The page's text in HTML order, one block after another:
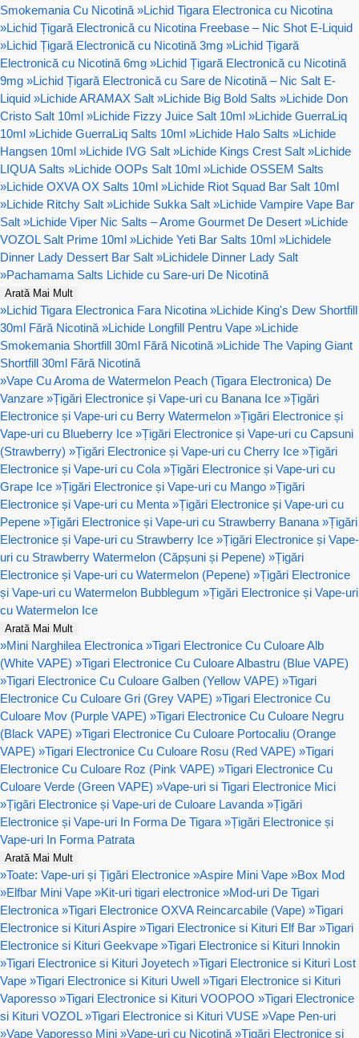
Smokemania Cu Nicotină »Lichid Tigara Electronica cu Nicotina
»Lichid Țigară Electronică cu Nicotina Freebase – Nic Shot E-Liquid
»Lichid Țigară Electronică cu Nicotină 3mg »Lichid Țigară
Electronică cu Nicotină 6mg »Lichid Țigară Electronică cu Nicotină
9mg »Lichid Țigară Electronică cu Sare de Nicotină – Nic Salt E-
Liquid »Lichide ARAMAX Salt »Lichide Big Bold Salts »Lichide Don
Cristo Salt 10ml »Lichide Fizzy Juice Salt 10ml »Lichide GuerraLiq
10ml »Lichide GuerraLiq Salts 10ml »Lichide Halo Salts »Lichide
Hangsen 10ml »Lichide IVG Salt »Lichide Kings Crest Salt »Lichide
LIQUA Salts »Lichide OOPs Salt 10ml »Lichide OSSEM Salts
»Lichide OXVA OX Salts 10ml »Lichide Riot Squad Bar Salt 10ml
»Lichide Ritchy Salt »Lichide Sukka Salt »Lichide Vampire Vape Bar
Salt »Lichide Viper Nic Salts – Arome Gourmet De Desert »Lichide
VOZOL Salt Prime 10ml »Lichide Yeti Bar Salts 10ml »Lichidele
Dinner Lady Dessert Bar Salt »Lichidele Dinner Lady Salt
»Pachamama Salts Lichide cu Sare-uri De Nicotină
Arată Mai Mult
»Lichid Tigara Electronica Fara Nicotina »Lichide King's Dew Shortfill
30ml Fără Nicotină »Lichide Longfill Pentru Vape »Lichide
Smokemania Shortfill 30ml Fără Nicotină »Lichide The Vaping Giant
Shortfill 30ml Fără Nicotină
»Vape Cu Aroma de Watermelon Peach (Tigara Electronica) De
Vanzare »Țigări Electronice și Vape-uri cu Banana Ice »Țigări
Electronice și Vape-uri cu Berry Watermelon »Țigări Electronice și
Vape-uri cu Blueberry Ice »Țigări Electronice și Vape-uri cu Capsuni
(Strawberry) »Țigări Electronice și Vape-uri cu Cherry Ice »Țigări
Electronice și Vape-uri cu Cola »Țigări Electronice și Vape-uri cu
Grape Ice »Țigări Electronice și Vape-uri cu Mango »Țigări
Electronice și Vape-uri cu Menta »Țigări Electronice și Vape-uri cu
Pepene »Țigări Electronice și Vape-uri cu Strawberry Banana »Țigări
Electronice și Vape-uri cu Strawberry Ice »Țigări Electronice și Vape-
uri cu Strawberry Watermelon (Căpșuni și Pepene) »Țigări
Electronice și Vape-uri cu Watermelon (Pepene) »Țigări Electronice
și Vape-uri cu Watermelon Bubblegum »Țigări Electronice și Vape-uri
cu Watermelon Ice
Arată Mai Mult
»Mini Narghilea Electronica »Tigari Electronice Cu Culoare Alb
(White VAPE) »Tigari Electronice Cu Culoare Albastru (Blue VAPE)
»Tigari Electronice Cu Culoare Galben (Yellow VAPE) »Tigari
Electronice Cu Culoare Gri (Grey VAPE) »Tigari Electronice Cu
Culoare Mov (Purple VAPE) »Tigari Electronice Cu Culoare Negru
(Black VAPE) »Tigari Electronice Cu Culoare Portocaliu (Orange
VAPE) »Tigari Electronice Cu Culoare Rosu (Red VAPE) »Tigari
Electronice Cu Culoare Roz (Pink VAPE) »Tigari Electronice Cu
Culoare Verde (Green VAPE) »Vape-uri si Tigari Electronice Mici
»Țigări Electronice și Vape-uri de Culoare Lavanda »Țigări
Electronice și Vape-uri In Forma De Tigara »Țigări Electronice și
Vape-uri In Forma Patrata
Arată Mai Mult
»Toate: Vape-uri și Țigări Electronice »Aspire Mini Vape »Box Mod
»Elfbar Mini Vape »Kit-uri tigari electronice »Mod-uri De Tigari
Electronica »Tigari Electronice OXVA Reincarcabile (Vape) »Tigari
Electronice si Kituri Aspire »Tigari Electronice si Kituri Elf Bar »Tigari
Electronice si Kituri Geekvape »Tigari Electronice si Kituri Innokin
»Tigari Electronice si Kituri Joyetech »Tigari Electronice si Kituri Lost
Vape »Tigari Electronice si Kituri Uwell »Tigari Electronice si Kituri
Vaporesso »Tigari Electronice si Kituri VOOPOO »Tigari Electronice
si Kituri VOZOL »Tigari Electronice si Kituri VUSE »Vape Pen-uri
»Vape Vaporesso Mini »Vape-uri cu Nicotină »Țigări Electronice și